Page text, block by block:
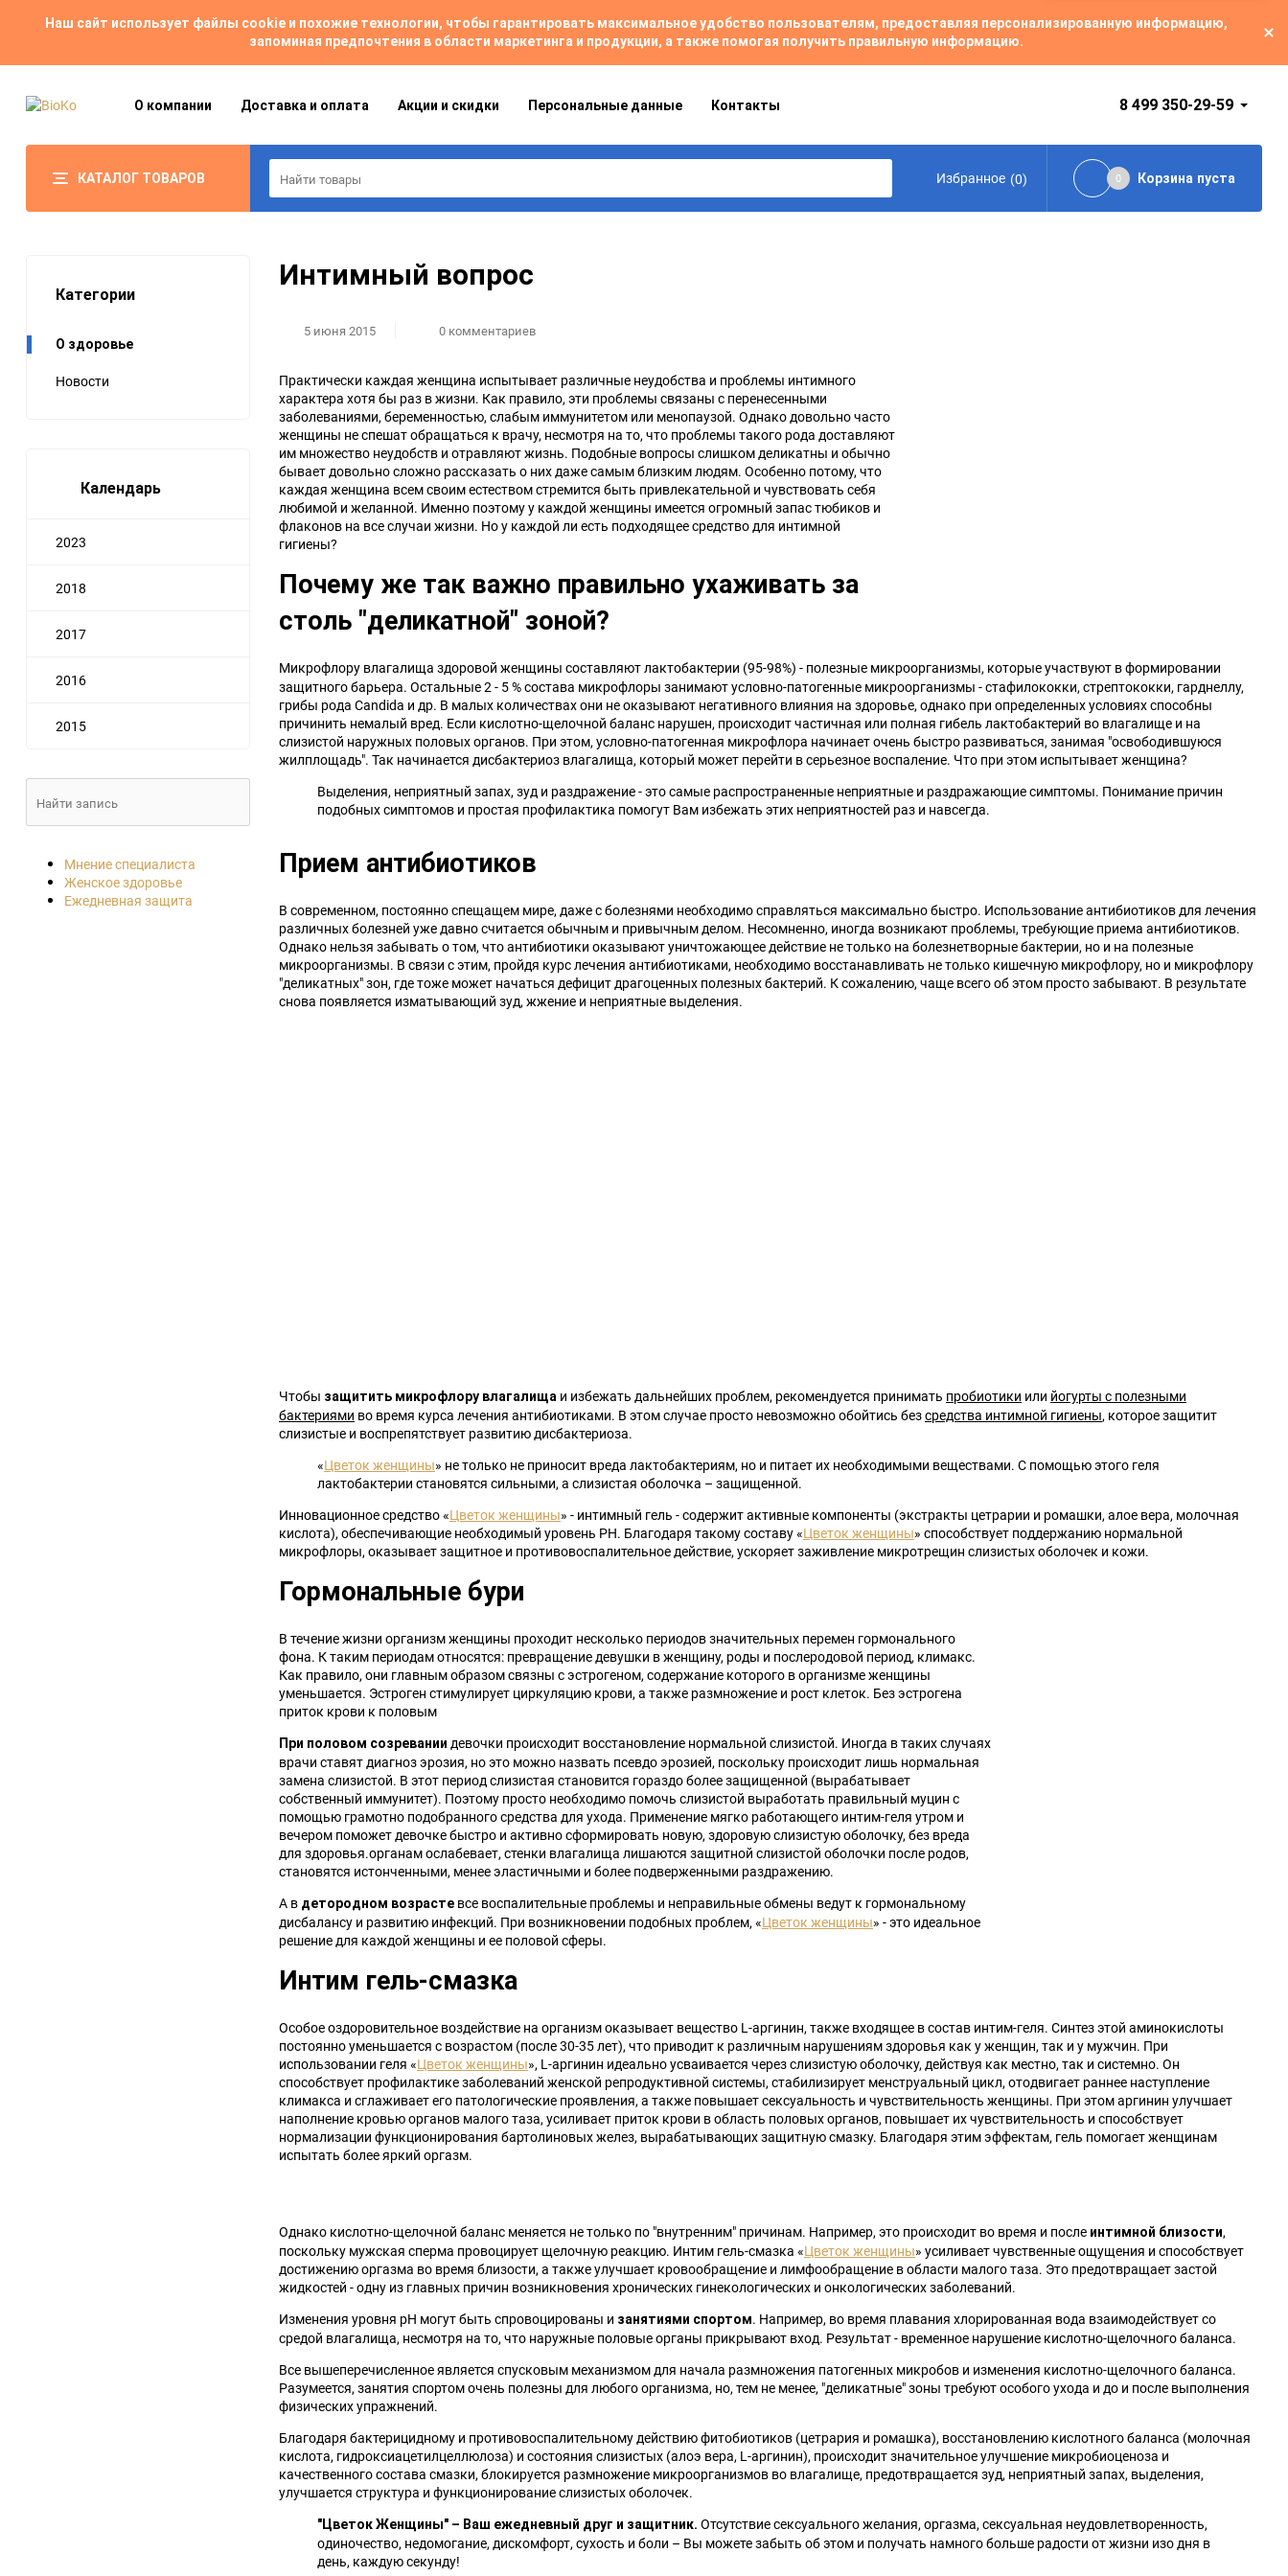
Наш сайт использует файлы cookie и похожие технологии, чтобы гарантировать максимальное удобство пользователям, предоставляя персонализированную информацию,
запоминая предпочтения в области маркетинга и продукции, а также помогая получить правильную информацию.
О компании Доставка и оплата Акции и скидки Персональные данные Контакты 8 499 350-29-59
КАТАЛОГ ТОВАРОВ Избранное (0) 0 Корзина пуста
Категории
О здоровье
Новости
Календарь
2023
2018
2017
2016
2015
Мнение специалиста
Женское здоровье
Ежедневная защита
Интимный вопрос
5 июня 2015 0 комментариев
Практически каждая женщина испытывает различные неудобства и проблемы интимного
характера хотя бы раз в жизни. Как правило, эти проблемы связаны с перенесенными
заболеваниями, беременностью, слабым иммунитетом или менопаузой. Однако довольно часто
женщины не спешат обращаться к врачу, несмотря на то, что проблемы такого рода доставляют
им множество неудобств и отравляют жизнь. Подобные вопросы слишком деликатны и обычно
бывает довольно сложно рассказать о них даже самым близким людям. Особенно потому, что
каждая женщина всем своим естеством стремится быть привлекательной и чувствовать себя
любимой и желанной. Именно поэтому у каждой женщины имеется огромный запас тюбиков и
флаконов на все случаи жизни. Но у каждой ли есть подходящее средство для интимной
гигиены?
Почему же так важно правильно ухаживать за
столь "деликатной" зоной?
Микрофлору влагалища здоровой женщины составляют лактобактерии (95-98%) - полезные микроорганизмы, которые участвуют в формировании
защитного барьера. Остальные 2 - 5 % состава микрофлоры занимают условно-патогенные микроорганизмы - стафилококки, стрептококки, гарднеллу,
грибы рода Candida и др. В малых количествах они не оказывают негативного влияния на здоровье, однако при определенных условиях способны
причинить немалый вред. Если кислотно-щелочной баланс нарушен, происходит частичная или полная гибель лактобактерий во влагалище и на
слизистой наружных половых органов. При этом, условно-патогенная микрофлора начинает очень быстро развиваться, занимая "освободившуюся
жилплощадь". Так начинается дисбактериоз влагалища, который может перейти в серьезное воспаление. Что при этом испытывает женщина?
Выделения, неприятный запах, зуд и раздражение - это самые распространенные неприятные и раздражающие симптомы. Понимание причин
подобных симптомов и простая профилактика помогут Вам избежать этих неприятностей раз и навсегда.
Прием антибиотиков
В современном, постоянно спещащем мире, даже с болезнями необходимо справляться максимально быстро. Использование антибиотиков для лечения
различных болезней уже давно считается обычным и привычным делом. Несомненно, иногда возникают проблемы, требующие приема антибиотиков.
Однако нельзя забывать о том, что антибиотики оказывают уничтожающее действие не только на болезнетворные бактерии, но и на полезные
микроорганизмы. В связи с этим, пройдя курс лечения антибиотиками, необходимо восстанавливать не только кишечную микрофлору, но и микрофлору
"деликатных" зон, где тоже может начаться дефицит драгоценных полезных бактерий. К сожалению, чаще всего об этом просто забывают. В результате
снова появляется изматывающий зуд, жжение и неприятные выделения.
Чтобы защитить микрофлору влагалища и избежать дальнейших проблем, рекомендуется принимать пробиотики или йогурты с полезными
бактериями во время курса лечения антибиотиками. В этом случае просто невозможно обойтись безсредства интимной гигиены, которое защитит
слизистые и воспрепятствует развитию дисбактериоза.
«Цветок женщины» не только не приносит вреда лактобактериям, но и питает их необходимыми веществами. С помощью этого геля
лактобактерии становятся сильными, а слизистая оболочка – защищенной.
Инновационное средство «Цветок женщины» - интимный гель - содержит активные компоненты (экстракты цетрарии и ромашки, алое вера, молочная
кислота), обеспечивающие необходимый уровень PH. Благодаря такому составу «Цветок женщины» способствует поддержанию нормальной
микрофлоры, оказывает защитное и противовоспалительное действие, ускоряет заживление микротрещин слизистых оболочек и кожи.
Гормональные бури
В течение жизни организм женщины проходит несколько периодов значительных перемен гормонального
фона. К таким периодам относятся: превращение девушки в женщину, роды и послеродовой период, климакс.
Как правило, они главным образом связны с эстрогеном, содержание которого в организме женщины
уменьшается. Эстроген стимулирует циркуляцию крови, а также размножение и рост клеток. Без эстрогена
приток крови к половым
При половом созревании девочки происходит восстановление нормальной слизистой. Иногда в таких случаях
врачи ставят диагноз эрозия, но это можно назвать псевдо эрозией, поскольку происходит лишь нормальная
замена слизистой. В этот период слизистая становится гораздо более защищенной (вырабатывает
собственный иммунитет). Поэтому просто необходимо помочь слизистой выработать правильный муцин с
помощью грамотно подобранного средства для ухода. Применение мягко работающего интим-геля утром и
вечером поможет девочке быстро и активно сформировать новую, здоровую слизистую оболочку, без вреда
для здоровья.органам ослабевает, стенки влагалища лишаются защитной слизистой оболочки после родов,
становятся истонченными, менее эластичными и более подверженными раздражению.
А в детородном возрасте все воспалительные проблемы и неправильные обмены ведут к гормональному
дисбалансу и развитию инфекций. При возникновении подобных проблем, «Цветок женщины» - это идеальное
решение для каждой женщины и ее половой сферы.
Интим гель-смазка
Особое оздоровительное воздействие на организм оказывает вещество L-аргинин, также входящее в состав интим-геля. Синтез этой аминокислоты
постоянно уменьшается с возрастом (после 30-35 лет), что приводит к различным нарушениям здоровья как у женщин, так и у мужчин. При
использовании геля «Цветок женщины», L-аргинин идеально усваивается через слизистую оболочку, действуя как местно, так и системно. Он
способствует профилактике заболеваний женской репродуктивной системы, стабилизирует менструальный цикл, отодвигает раннее наступление
климакса и сглаживает его патологические проявления, а также повышает сексуальность и чувствительность женщины. При этом аргинин улучшает
наполнение кровью органов малого таза, усиливает приток крови в область половых органов, повышает их чувствительность и способствует
нормализации функционирования бартолиновых желез, вырабатывающих защитную смазку. Благодаря этим эффектам, гель помогает женщинам
испытать более яркий оргазм.
Однако кислотно-щелочной баланс меняется не только по "внутренним" причинам. Например, это происходит во время и после интимной близости,
поскольку мужская сперма провоцирует щелочную реакцию. Интим гель-смазка «Цветок женщины» усиливает чувственные ощущения и способствует
достижению оргазма во время близости, а также улучшает кровообращение и лимфообращение в области малого таза. Это предотвращает застой
жидкостей - одну из главных причин возникновения хронических гинекологических и онкологических заболеваний.
Изменения уровня pH могут быть спровоцированы и занятиями спортом. Например, во время плавания хлорированная вода взаимодействует со
средой влагалища, несмотря на то, что наружные половые органы прикрывают вход. Результат - временное нарушение кислотно-щелочного баланса.
Все вышеперечисленное является спусковым механизмом для начала размножения патогенных микробов и изменения кислотно-щелочного баланса.
Разумеется, занятия спортом очень полезны для любого организма, но, тем не менее, "деликатные" зоны требуют особого ухода и до и после выполнения
физических упражнений.
Благодаря бактерицидному и противовоспалительному действию фитобиотиков (цетрария и ромашка), восстановлению кислотного баланса (молочная
кислота, гидроксиацетилцеллюлоза) и состояния слизистых (алоэ вера, L-аргинин), происходит значительное улучшение микробиоценоза и
качественного состава смазки, блокируется размножение микроорганизмов во влагалище, предотвращается зуд, неприятный запах, выделения,
улучшается структура и функционирование слизистых оболочек.
"Цветок Женщины" – Ваш ежедневный друг и защитник. Отсутствие сексуального желания, оргазма, сексуальная неудовлетворенность,
одиночество, недомогание, дискомфорт, сухость и боли – Вы можете забыть об этом и получать намного больше радости от жизни изо дня в
день, каждую секунду!